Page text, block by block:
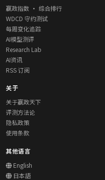
赢政指数 · 综合排行
WDCD 守约测试
每周变化追踪
AI模型测评
Research Lab
AI资讯
RSS 订阅
关于
关于赢政天下
评测方法论
隐私政策
使用条款
其他语言
English
日本語